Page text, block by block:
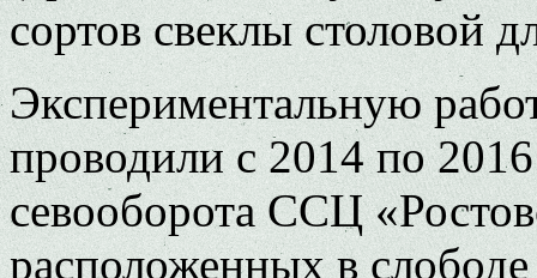
сортов свеклы столовой
Экспериментальную
проводили с 2014 по
севооборота ССЦ
расположенных в